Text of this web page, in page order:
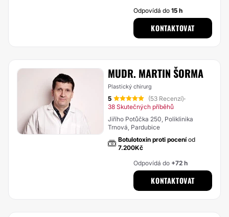
Odpovídá do15 h
KONTAKTOVAT
MUDR. MARTIN ŠORMA
Plastický chirurg
5 (53 Recenzí)·
38 Skutečných příběhů
Jiřího Potůčka 250, Poliklinika
Trnová, Pardubice
Botulotoxin proti poceníod
7.200Kč
Odpovídá do +72 h
KONTAKTOVAT